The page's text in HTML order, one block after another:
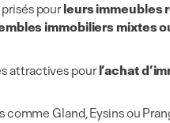
pourleurs immeubles
immobiliers mixtes
attractives pourl’achat
comme Gland, Eysins ou